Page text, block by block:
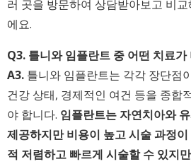
러 곳을 방문하여 상담받아보고 비
에요.
Q3. 틀니와 임플란트 중 어떤 치료가
A3. 틀니와 임플란트는 각각 장단점
건강 상태, 경제적인 여건 등을 종합
야 합니다. 임플란트는 자연치아와
제공하지만 비용이 높고 시술 과정
적 저렴하고 빠르게 시술할 수 있지